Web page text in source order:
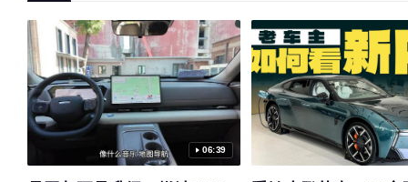
5-10万车型中销量排名 No.20
在全部中的排名 No.1
占五菱市场份额排名 No.9
06:39